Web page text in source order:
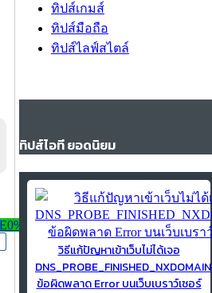
ทิปส์เกมส์
ทิปส์มือถือ
ทิปส์ไลฟ์สไตล์
ทิปส์ไอที ยอดนิยม
วิธีแก้ปัญหาเข้าเว็บไม่ได้เจอ
DNS_PROBE_FINISHED_NXDOMAIN
ข้อผิดพลาด Error บนเว็บเบราว์เซอร์